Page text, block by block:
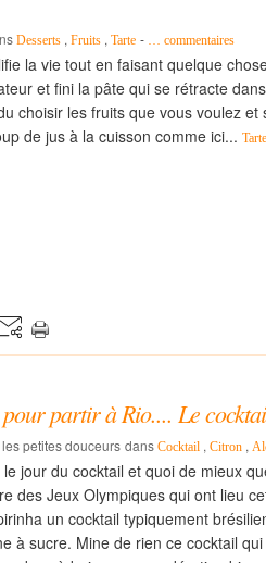
Desserts , Fruits , Tarte - … commentaires
la vie tout en faisant quelque
et fini la pâte qui se rétracte
choisir les fruits que vous voulez
de jus à la cuisson comme ici...
partir à Rio.... Le
petites douceurs dans Cocktail , Citron ,
jour du cocktail et quoi de mieux
des Jeux Olympiques qui ont lieu
un cocktail typiquement
à sucre. Mine de rien ce cocktail